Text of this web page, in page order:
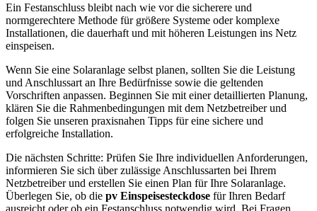
Ein Festanschluss bleibt nach wie vor die sicherere und
normgerechtere Methode für größere Systeme oder komplexe
Installationen, die dauerhaft und mit höheren Leistungen ins Netz
einspeisen.
Wenn Sie eine Solaranlage selbst planen, sollten Sie die Leistung
und Anschlussart an Ihre Bedürfnisse sowie die geltenden
Vorschriften anpassen. Beginnen Sie mit einer detaillierten Planung,
klären Sie die Rahmenbedingungen mit dem Netzbetreiber und
folgen Sie unseren praxisnahen Tipps für eine sichere und
erfolgreiche Installation.
Die nächsten Schritte: Prüfen Sie Ihre individuellen Anforderungen,
informieren Sie sich über zulässige Anschlussarten bei Ihrem
Netzbetreiber und erstellen Sie einen Plan für Ihre Solaranlage.
Überlegen Sie, ob die pv Einspeisesteckdose für Ihren Bedarf
ausreicht oder ob ein Festanschluss notwendig wird. Bei Fragen